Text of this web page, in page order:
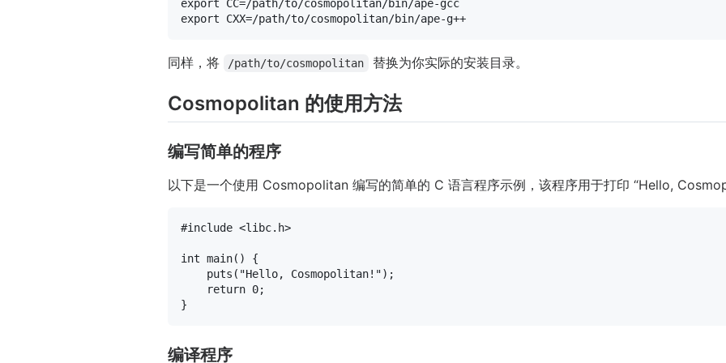
export
export
同样，将 /path/to/cosmopolitan 替换为你实际的安装目录。
Cosmopolitan 的使用方法
编写简单的程序
以下是一个使用 Cosmopolitan 编写的简单的 C 语言程序示例，该程序用于打印 “Hello,
#include <libc.h>
int main()
{
puts ( "Hello, Cosmopolitan!");
return 0;
编译程序